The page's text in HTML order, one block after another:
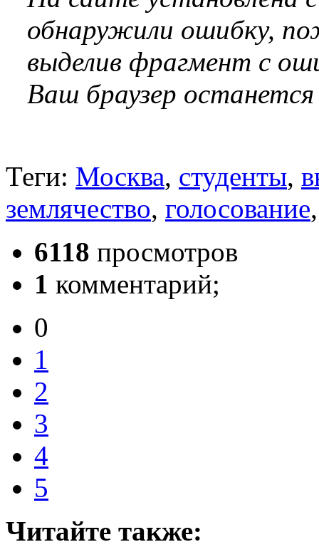
обнаружили ошибку,
выделив фрагмент с
Ваш браузер
Теги: Москва, студенты,
землячество, голосование
6118 просмотров
1 комментарий;
0
1
2
3
4
5
Читайте также: